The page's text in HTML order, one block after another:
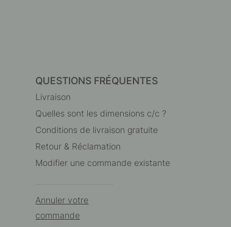
QUESTIONS FRÉQUENTES
Livraison
Quelles sont les dimensions c/c ?
Conditions de livraison gratuite
Retour & Réclamation
Modifier une commande existante
Annuler votre
commande